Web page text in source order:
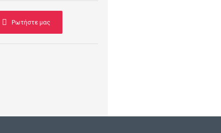
Ρωτήστε μας